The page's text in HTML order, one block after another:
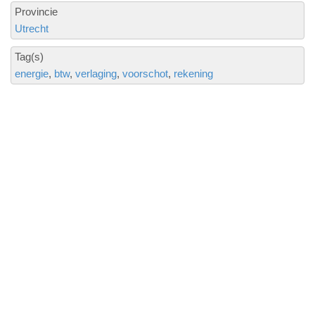
Provincie
Utrecht
Tag(s)
energie btw verlaging voorschot rekening